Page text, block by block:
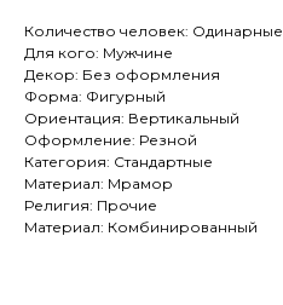
Количество человек: Одинарные
Для кого: Мужчине
Декор: Без оформления
Форма: Фигурный
Ориентация: Вертикальный
Оформление: Резной
Категория: Стандартные
Материал: Мрамор
Религия: Прочие
Материал: Комбинированный